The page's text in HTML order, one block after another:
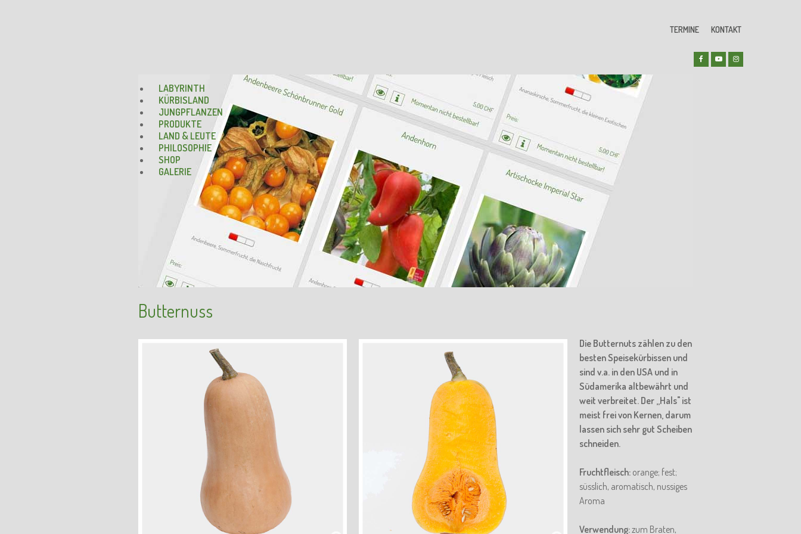
TERMINE KONTAKT
LABYRINTH
KÜRBISLAND
JUNGPFLANZEN
PRODUKTE
LAND & LEUTE
PHILOSOPHIE
SHOP
GALERIE
Butternuss
Die Butternuts zählen zu den
besten Speisekürbissen und
sind v.a. in den USA und in
Südamerika altbewährt und
weit verbreitet. Der „Hals" ist
meist frei von Kernen, darum
lassen sich sehr gut Scheiben
schneiden.
Fruchtfleisch: orange; fest;
süsslich, aromatisch, nussiges
Aroma
Verwendung:zum Braten,